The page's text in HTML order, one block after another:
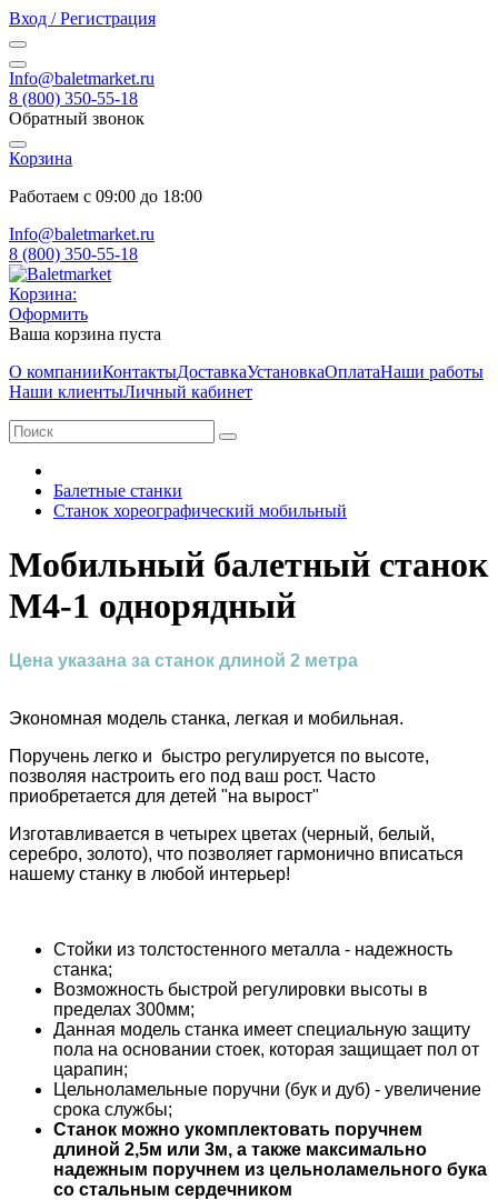
Вход / Регистрация
Info@baletmarket.ru
8 (800) 350-55-18
Обратный звонок
Корзина
Работаем с 09:00 до 18:00
Info@baletmarket.ru
8 (800) 350-55-18
Корзина:
Оформить
Ваша корзина пуста
О компанииКонтактыДоставкаУстановкаОплатаНаши работы
Наши клиентыЛичный кабинет
Балетные станки
Станок хореографический мобильный
Мобильный балетный станок
М4-1 однорядный
Цена указана за станок длиной 2 метра
Экономная модель станка, легкая и мобильная.
Поручень легко и быстро регулируется по высоте,
позволяя настроить его под ваш рост. Часто
приобретается для детей "на вырост"
Изготавливается в четырех цветах (черный, белый,
серебро, золото), что позволяет гармонично вписаться
нашему станку в любой интерьер!
Стойки из толстостенного металла - надежность
станка;
Возможность быстрой регулировки высоты в
пределах 300мм;
Данная модель станка имеет специальную защиту
пола на основании стоек, которая защищает пол от
царапин;
Цельноламельные поручни (бук и дуб) - увеличение
срока службы;
Станок можно укомплектовать поручнем
длиной 2,5м или 3м, а также максимально
надежным поручнем из цельноламельного бука
со стальным сердечником